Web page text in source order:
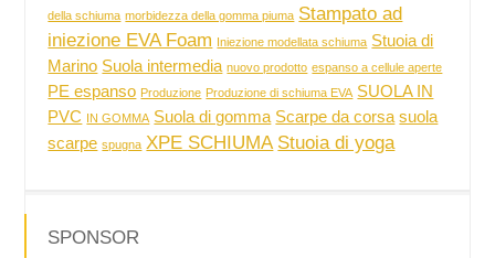
della schiuma morbidezza della gomma piuma Stampato ad
iniezione EVA Foam Iniezione modellata schiuma Stuoia di
Marino Suola intermedia nuovo prodotto espanso a cellule aperte
PE espanso Produzione Produzione di schiuma EVA SUOLA IN
PVC IN GOMMA Suola di gomma Scarpe da corsa suola
scarpe spugna XPE SCHIUMA Stuoia di yoga
SPONSOR